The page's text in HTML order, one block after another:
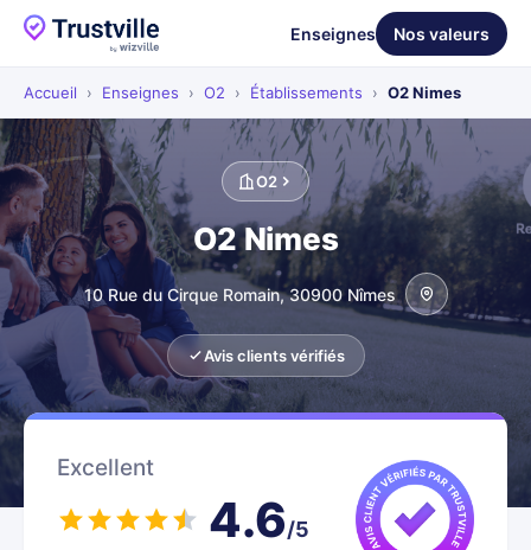
Enseignes Nos valeurs
Accueil › Enseignes › O2 › Établissements › O2 Nimes
O2
O2 Nimes
10 Rue du Cirque Romain, 30900 Nîmes
Avis clients vérifiés
Excellent
4.6/5